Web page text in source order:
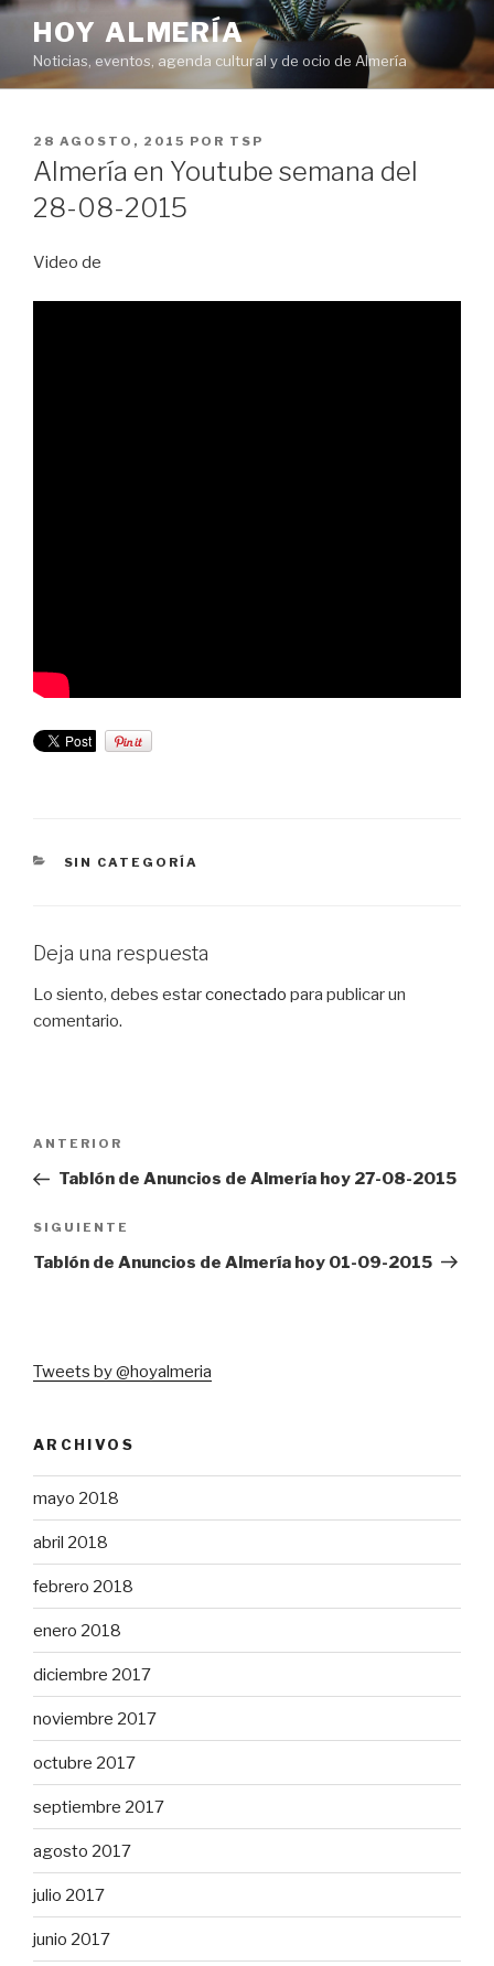
Saltar
contenido
HOY ALMERÍA
Noticias, eventos, agenda cultural y de ocio de Almería
PUBLICADO
EL
28 AGOSTO, 2015 POR TSP
Almería en Youtube semana del
28-08-2015
Video de
CATEGORÍAS
SIN CATEGORÍA
Deja una respuesta
Lo siento, debes estarconectado para publicar un
comentario.
entradas
Entrada
anterior:
ANTERIOR
Tablón de Anuncios de Almería hoy 27-08-2015
Siguiente
entrada
SIGUIENTE
Tablón de Anuncios de Almería hoy 01-09-2015
Tweets by @hoyalmeria
ARCHIVOS
mayo 2018
abril 2018
febrero 2018
enero 2018
diciembre 2017
noviembre 2017
octubre 2017
septiembre 2017
agosto 2017
julio 2017
junio 2017